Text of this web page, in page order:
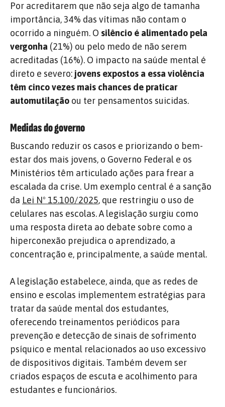
Por acreditarem que não seja algo de tamanha
importância, 34% das vítimas não contam o
ocorrido a ninguém. O silêncio é alimentado pela
vergonha (21%) ou pelo medo de não serem
acreditadas (16%). O impacto na saúde mental é
direto e severo: jovens expostos a essa violência
têm cinco vezes mais chances de praticar
automutilação ou ter pensamentos suicidas.
Medidas do governo
Buscando reduzir os casos e priorizando o bem-
estar dos mais jovens, o Governo Federal e os
Ministérios têm articulado ações para frear a
escalada da crise. Um exemplo central é a sanção
da Lei Nº 15.100/2025, que restringiu o uso de
celulares nas escolas. A legislação surgiu como
uma resposta direta ao debate sobre como a
hiperconexão prejudica o aprendizado, a
concentração e, principalmente, a saúde mental.
A legislação estabelece, ainda, que as redes de
ensino e escolas implementem estratégias para
tratar da saúde mental dos estudantes,
oferecendo treinamentos periódicos para
prevenção e detecção de sinais de sofrimento
psíquico e mental relacionados ao uso excessivo
de dispositivos digitais. Também devem ser
criados espaços de escuta e acolhimento para
estudantes e funcionários.